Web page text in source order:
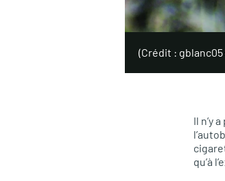
(Crédit :
Il n’y
qu’à